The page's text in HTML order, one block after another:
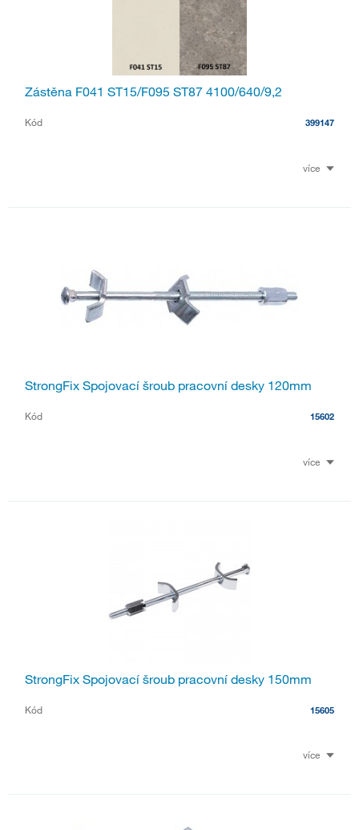
Zástěna F041 ST15/F095 ST87 4100/640/9,2
Kód 399147
více
StrongFix Spojovací šroub pracovní desky 120mm
Kód 15602
více
StrongFix Spojovací šroub pracovní desky 150mm
Kód 15605
více